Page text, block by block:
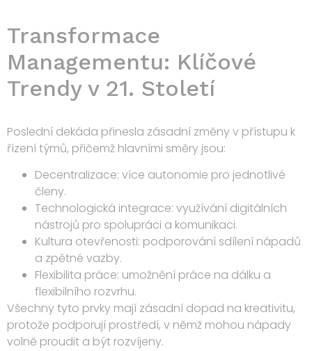
Transformace
Managementu: Klíčové
Trendy v 21. Století
Poslední dekáda přinesla zásadní změny v přístupu k
řízení týmů, přičemž hlavními směry jsou:
Decentralizace: více autonomie pro jednotlivé
členy.
Technologická integrace: využívání digitálních
nástrojů pro spolupráci a komunikaci.
Kultura otevřenosti: podporování sdílení nápadů
a zpětné vazby.
Flexibilita práce: umožnění práce na dálku a
flexibilního rozvrhu.
Všechny tyto prvky mají zásadní dopad na kreativitu,
protože podporují prostředí, v němž mohou nápady
volně proudit a být rozvíjeny.